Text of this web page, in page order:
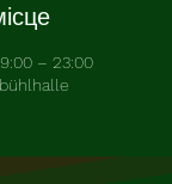
– 23:00